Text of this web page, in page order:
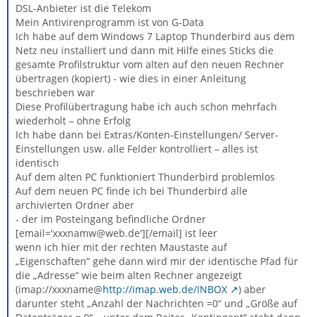
DSL-Anbieter ist die Telekom
Mein Antivirenprogramm ist von G-Data
Ich habe auf dem Windows 7 Laptop Thunderbird aus dem
Netz neu installiert und dann mit Hilfe eines Sticks die
gesamte Profilstruktur vom alten auf den neuen Rechner
übertragen (kopiert) - wie dies in einer Anleitung
beschrieben war
Diese Profilübertragung habe ich auch schon mehrfach
wiederholt – ohne Erfolg
Ich habe dann bei Extras/Konten-Einstellungen/ Server-
Einstellungen usw. alle Felder kontrolliert – alles ist
identisch
Auf dem alten PC funktioniert Thunderbird problemlos
Auf dem neuen PC finde ich bei Thunderbird alle
archivierten Ordner aber
- der im Posteingang befindliche Ordner
[email='xxxnamw@web.de'][/email] ist leer
wenn ich hier mit der rechten Maustaste auf
„Eigenschaften“ gehe dann wird mir der identische Pfad für
die „Adresse“ wie beim alten Rechner angezeigt
(imap://xxxname@http://imap.web.de/INBOX
) aber
darunter steht „Anzahl der Nachrichten =0“ und „Größe auf